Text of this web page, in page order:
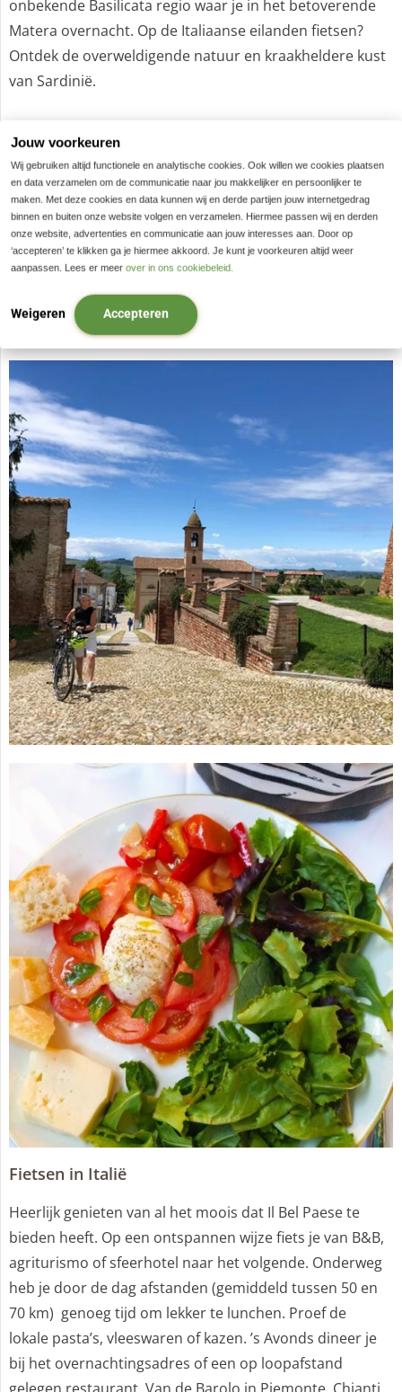
Jouw voorkeuren
Wij gebruiken altijd functionele en analytische cookies. Ook willen we cookies plaatsen
en data verzamelen om de communicatie naar jou makkelijker en persoonlijker te
maken. Met deze cookies en data kunnen wij en derde partijen jouw internetgedrag
binnen en buiten onze website volgen en verzamelen. Hiermee passen wij en derden
onze website, advertenties en communicatie aan jouw interesses aan. Door op
‘accepteren’ te klikken ga je hiermee akkoord. Je kunt je voorkeuren altijd weer
aanpassen. Lees er meer over in ons cookiebeleid.
Weigeren Accepteren
onbekende Basilicata regio waar je in het betoverende
Matera overnacht. Op de Italiaanse eilanden fietsen?
Ontdek de overweldigende natuur en kraakheldere kust
van Sardinië.
en Siracusa ontdek je op Sicilië.
Voor de actieve levensgenieters die in een week tijd wel
300 kilometer ontdekt op de fiets. Je kunt vaak kiezen
tussen korte of lange afstanden. Ook de sportieve
fietsers met race / koersfiets kunnen kiezen voor reizen
Fietsvakanties in Italië ver weg van de massa.
Fietsen in Italië
Heerlijk genieten van al het moois dat Il Bel Paese te
bieden heeft. Op een ontspannen wijze fiets je van B&B,
agriturismo of sfeerhotel naar het volgende. Onderweg
heb je door de dag afstanden (gemiddeld tussen 50 en
70 km) genoeg tijd om lekker te lunchen. Proef de
lokale pasta’s, vleeswaren of kazen. ’s Avonds dineer je
bij het overnachtingsadres of een op loopafstand